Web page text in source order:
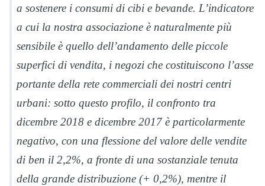
a sostenere i consumi di cibi e bevande. L’indicatore
a cui la nostra associazione è naturalmente più
sensibile è quello dell’andamento delle piccole
superfici di vendita, i negozi che costituiscono l’asse
portante della rete commerciali dei nostri centri
urbani: sotto questo profilo, il confronto tra
dicembre 2018 e dicembre 2017 è particolarmente
negativo, con una flessione del valore delle vendite
di ben il 2,2%, a fronte di una sostanziale tenuta
della grande distribuzione (+ 0,2%), mentre il